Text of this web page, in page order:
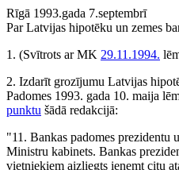
Rīgā 1993.gada 7.septembrī
Par Latvijas hipotēku un zemes
1. (Svītrots ar MK 29.11.1994.
2. Izdarīt grozījumu Latvijas
Padomes 1993. gada 10. maija
punktu šādā redakcijā:
"11. Bankas padomes prezidentu
Ministru kabinets. Bankas
vietniekiem aizliegts ieņemt citu